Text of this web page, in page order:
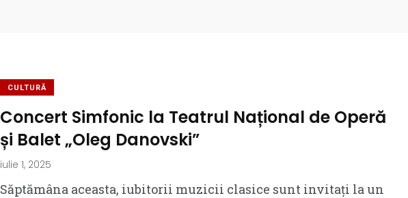
CULTURĂ
Concert Simfonic la Teatrul Național de Operă
și Balet „Oleg Danovski”
iulie 1, 2025
Săptămâna aceasta, iubitorii muzicii clasice sunt invitați la un